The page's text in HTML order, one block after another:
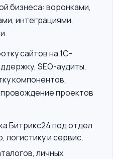
бизнеса: воронками,
интеграциями,
сайтов на 1С-
SEO-аудиты,
компонентов,
проектов
Битрикс24 под отдел
логистику и сервис.
личных